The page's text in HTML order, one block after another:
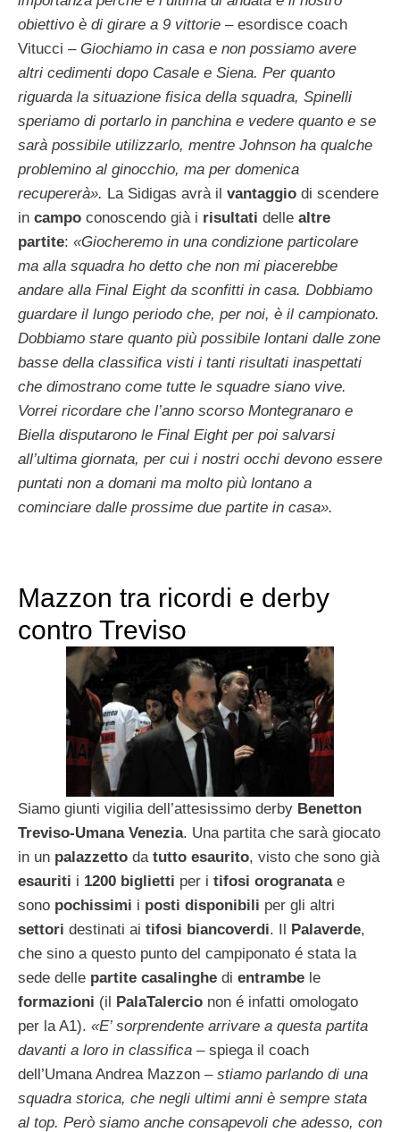
obiettivo è di girare a 9 vittorie – esordisce coach
Vitucci – Giochiamo in casa e non possiamo avere
altri cedimenti dopo Casale e Siena. Per quanto
riguarda la situazione fisica della squadra, Spinelli
speriamo di portarlo in panchina e vedere quanto e se
sarà possibile utilizzarlo, mentre Johnson ha qualche
problemino al ginocchio, ma per domenica
recupererà». La Sidigas avrà il vantaggio di scendere
in campo conoscendo già i risultati delle altre
partite: «Giocheremo in una condizione particolare
ma alla squadra ho detto che non mi piacerebbe
andare alla Final Eight da sconfitti in casa. Dobbiamo
guardare il lungo periodo che, per noi, è il campionato.
Dobbiamo stare quanto più possibile lontani dalle zone
basse della classifica visti i tanti risultati inaspettati
che dimostrano come tutte le squadre siano vive.
Vorrei ricordare che l’anno scorso Montegranaro e
Biella disputarono le Final Eight per poi salvarsi
all’ultima giornata, per cui i nostri occhi devono essere
puntati non a domani ma molto più lontano a
cominciare dalle prossime due partite in casa».
Mazzon tra ricordi e derby
contro Treviso
Siamo giunti vigilia dell’attesissimo derby Benetton
Treviso-Umana Venezia. Una partita che sarà giocato
in un palazzetto da tutto esaurito, visto che sono già
esauriti i 1200 biglietti per i tifosi orogranatae
sono pochissimi i posti disponibili per gli altri
settori destinati ai tifosi biancoverdi. Il Palaverde,
che sino a questo punto del campiponato é stata la
sede delle partite casalinghe di entrambe le
formazioni (il PalaTalercio non é infatti omologato
per la A1). «E’ sorprendente arrivare a questa partita
davanti a loro in classifica – spiega il coach
dell’Umana Andrea Mazzon – stiamo parlando di una
squadra storica, che negli ultimi anni è sempre stata
al top. Però siamo anche consapevoli che adesso, con